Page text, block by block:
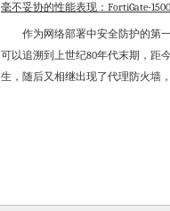
毫不妥协的性能表现：FortiGate-
作为网络部署中安全防护的第一
可以追溯到上世纪80年代末期，距
生，随后又相继出现了代理防火墙